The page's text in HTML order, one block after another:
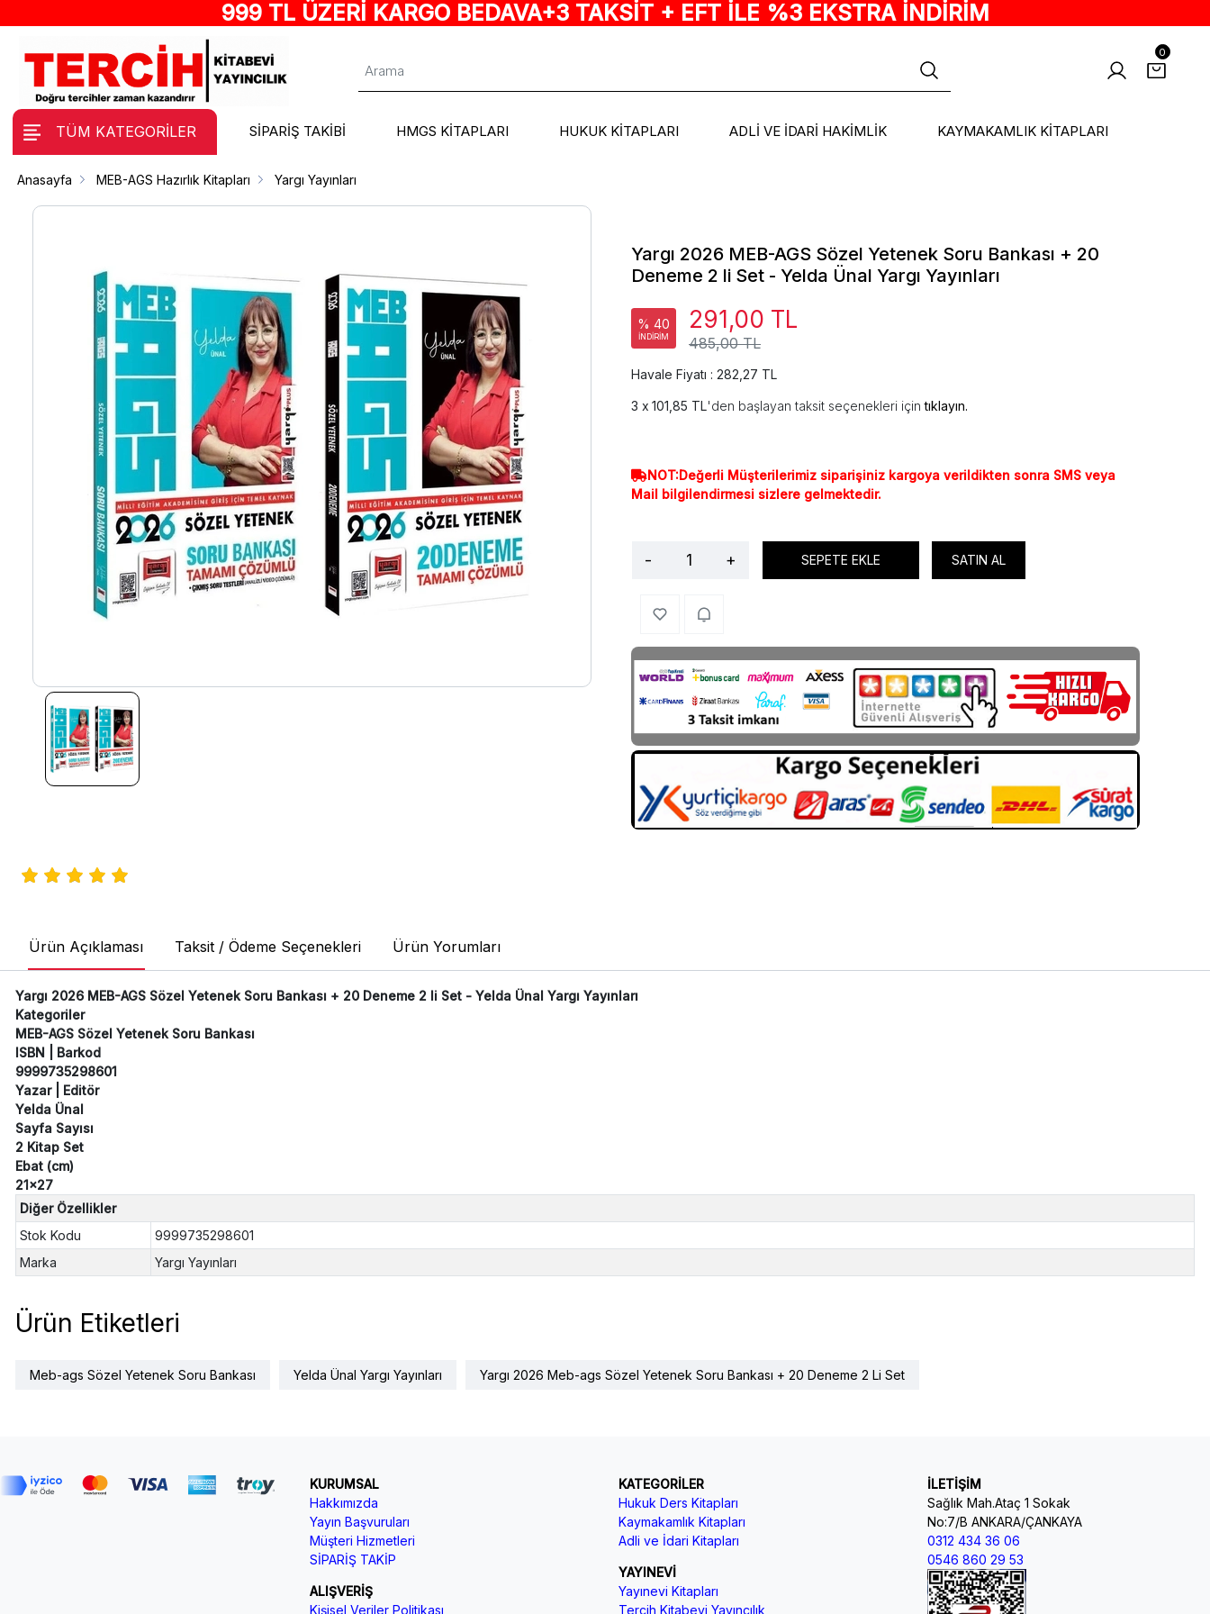
999 TL ÜZERİ KARGO BEDAVA+3 TAKSİT + EFT İLE %3 EKSTRA İNDİRİM
0
TÜM KATEGORİLER SİPARİŞ TAKİBİ HMGS KİTAPLARI HUKUK KİTAPLARI ADLİ VE İDARİ HAKİMLİK KAYMAKAMLIK KİTAPLARI
Anasayfa MEB-AGS Hazırlık Kitapları Yargı Yayınları
Yargı 2026 MEB-AGS Sözel Yetenek Soru Bankası + 20
Deneme 2 li Set - Yelda Ünal Yargı Yayınları
% 40
İNDİRİM 485,00 TL
291,00 TL
Havale Fiyatı : 282,27 TL
101,85 TL'den başlayan taksit seçenekleri içintıklayın.
NOT:Değerli Müşterilerimiz siparişiniz kargoya verildikten sonra SMS veya
Mail bilgilendirmesi sizlere gelmektedir.
- + SEPETE EKLE SATIN AL
Ürün Açıklaması Taksit / Ödeme Seçenekleri Ürün Yorumları
Yargı 2026 MEB-AGS Sözel Yetenek Soru Bankası + 20 Deneme 2 li Set - Yelda Ünal Yargı Yayınları
Kategoriler
MEB-AGS Sözel Yetenek Soru Bankası
ISBN | Barkod
9999735298601
Yazar | Editör
Yelda Ünal
Sayfa Sayısı
2 Kitap Set
Ebat (cm)
21x27
Diğer Özellikler
Stok Kodu
9999735298601
Marka
Yargı Yayınları
Ürün Etiketleri
Meb-ags Sözel Yetenek Soru Bankası Yelda Ünal Yargı Yayınları Yargı 2026 Meb-ags Sözel Yetenek Soru Bankası + 20 Deneme 2 Li Set
KURUMSAL
Hakkımızda
Yayın Başvuruları
Müşteri Hizmetleri
SİPARİŞ TAKİP
ALIŞVERİŞ
Kişisel Veriler Politikası
KATEGORİLER
Hukuk Ders Kitapları
Kaymakamlık Kitapları
Adli ve İdari Kitapları
YAYINEVİ
Yayınevi Kitapları
Tercih Kitabevi Yayıncılık
İLETİŞİM
Sağlık Mah.Ataç 1 Sokak
No:7/B ANKARA/ÇANKAYA
0312 434 36 06
0546 860 29 53